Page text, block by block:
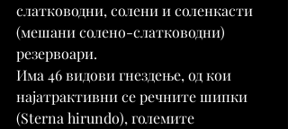
слатководни, солени и соленкасти
(мешани солено-слатководни)
резервоари.
Има 46 видови гнездење, од кои
најатрактивни се речните шипки
(Sterna hirundo), големите